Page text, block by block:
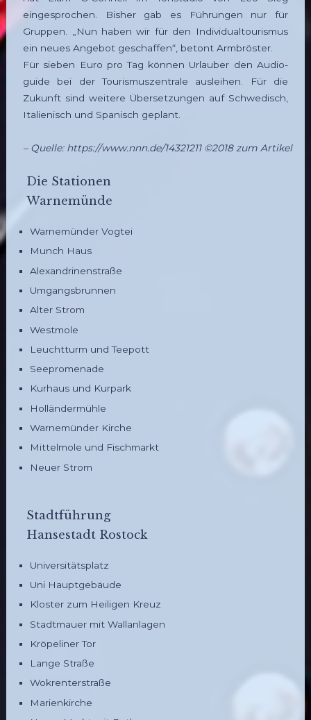
eingesprochen. Bisher gab es Führungen nur für
Gruppen. „Nun haben wir für den Individualtourismus
ein neues Angebot geschaffen“, betont Armbröster.
Für sieben Euro pro Tag können Urlauber den Audio-
guide bei der Tourismuszentrale ausleihen. Für die
Zukunft sind weitere Übersetzungen auf Schwedisch,
Italienisch und Spanisch geplant.
– Quelle: https://www.nnn.de/14321211 ©2018zum Artikel
Die Stationen
Warnemünde
Warnemünder Vogtei
Munch Haus
Alexandrinenstraße
Umgangsbrunnen
Alter Strom
Westmole
Leuchtturm und Teepott
Seepromenade
Kurhaus und Kurpark
Holländermühle
Warnemünder Kirche
Mittelmole und Fischmarkt
Neuer Strom
Stadtführung
Hansestadt Rostock
Universitätsplatz
Uni Hauptgebäude
Kloster zum Heiligen Kreuz
Stadtmauer mit Wallanlagen
Kröpeliner Tor
Lange Straße
Wokrenterstraße
Marienkirche